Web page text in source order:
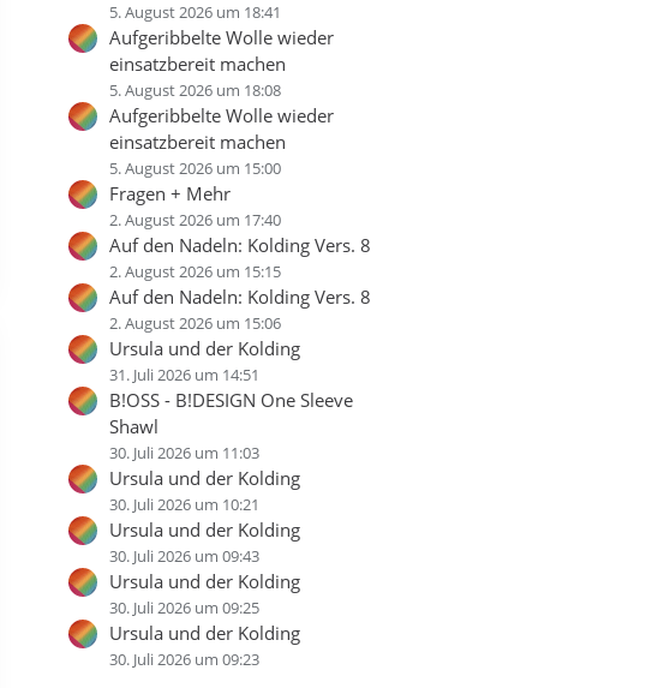
5. August 2026 um 18:41
Aufgeribbelte Wolle wieder
einsatzbereit machen
5. August 2026 um 18:08
Aufgeribbelte Wolle wieder
einsatzbereit machen
5. August 2026 um 15:00
Fragen + Mehr
2. August 2026 um 17:40
Auf den Nadeln: Kolding Vers. 8
2. August 2026 um 15:15
Auf den Nadeln: Kolding Vers. 8
2. August 2026 um 15:06
Ursula und der Kolding
31. Juli 2026 um 14:51
B!OSS - B!DESIGN One Sleeve
Shawl
30. Juli 2026 um 11:03
Ursula und der Kolding
30. Juli 2026 um 10:21
Ursula und der Kolding
30. Juli 2026 um 09:43
Ursula und der Kolding
30. Juli 2026 um 09:25
Ursula und der Kolding
30. Juli 2026 um 09:23